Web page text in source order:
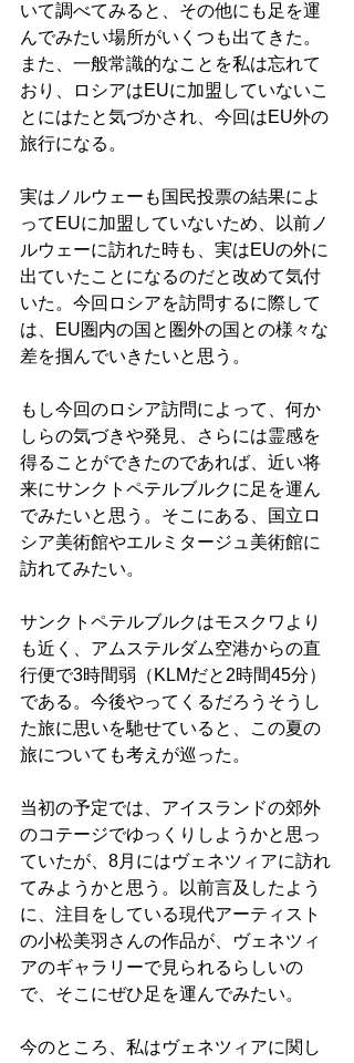
いて調べてみると、その他にも足を運
んでみたい場所がいくつも出てきた。
また、一般常識的なことを私は忘れて
おり、ロシアはEUに加盟していないこ
とにはたと気づかされ、今回はEU外の
旅行になる。
実はノルウェーも国民投票の結果によ
ってEUに加盟していないため、以前ノ
ルウェーに訪れた時も、実はEUの外に
出ていたことになるのだと改めて気付
いた。今回ロシアを訪問するに際して
は、EU圏内の国と圏外の国との様々な
差を掴んでいきたいと思う。
もし今回のロシア訪問によって、何か
しらの気づきや発見、さらには霊感を
得ることができたのであれば、近い将
来にサンクトペテルブルクに足を運ん
でみたいと思う。そこにある、国立ロ
シア美術館やエルミタージュ美術館に
訪れてみたい。
サンクトペテルブルクはモスクワより
も近く、アムステルダム空港からの直
行便で3時間弱（KLMだと2時間45分）
である。今後やってくるだろうそうし
た旅に思いを馳せていると、この夏の
旅についても考えが巡った。
当初の予定では、アイスランドの郊外
のコテージでゆっくりしようかと思っ
ていたが、8月にはヴェネツィアに訪れ
てみようかと思う。以前言及したよう
に、注目をしている現代アーティスト
の小松美羽さんの作品が、ヴェネツィ
アのギャラリーで見られるらしいの
で、そこにぜひ足を運んでみたい。
今のところ、私はヴェネツィアに関し